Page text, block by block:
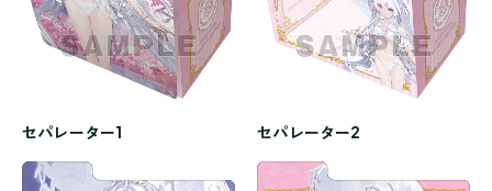
セパレーター1 セパレーター2